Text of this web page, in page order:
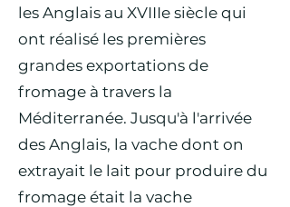
les Anglais au XVIIIe siècle qui
ont réalisé les premières
grandes exportations de
fromage à travers la
Méditerranée. Jusqu'à l'arrivée
des Anglais, la vache dont on
extrayait le lait pour produire du
fromage était la vache